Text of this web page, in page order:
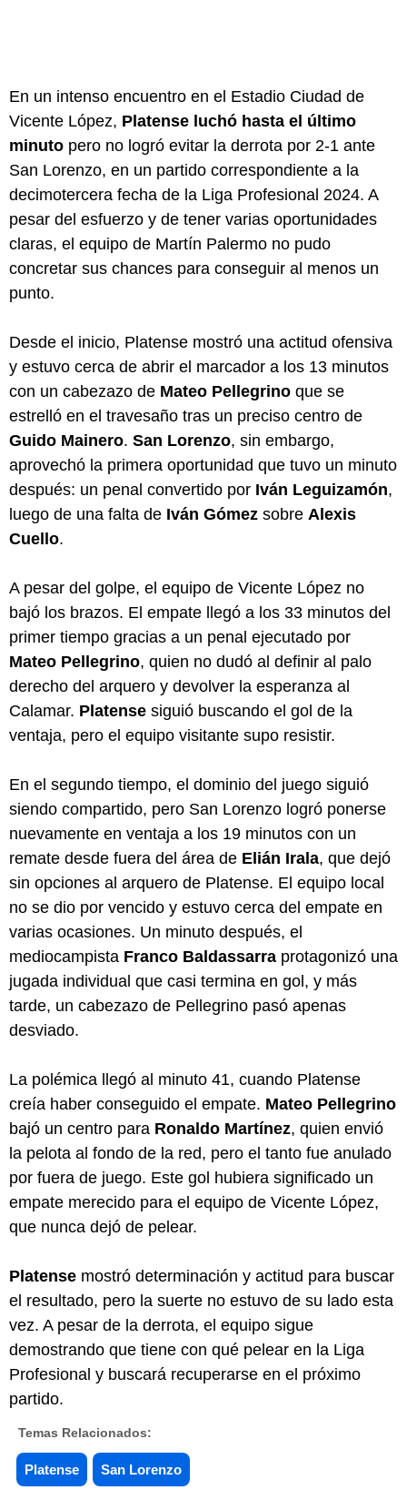
En un intenso encuentro en el Estadio Ciudad de
Vicente López, Platense luchó hasta el último
minuto pero no logró evitar la derrota por 2-1 ante
San Lorenzo, en un partido correspondiente a la
decimotercera fecha de la Liga Profesional 2024. A
pesar del esfuerzo y de tener varias oportunidades
claras, el equipo de Martín Palermo no pudo
concretar sus chances para conseguir al menos un
punto.
Desde el inicio, Platense mostró una actitud ofensiva
y estuvo cerca de abrir el marcador a los 13 minutos
con un cabezazo de Mateo Pellegrino que se
estrelló en el travesaño tras un preciso centro de
Guido Mainero. San Lorenzo, sin embargo,
aprovechó la primera oportunidad que tuvo un minuto
después: un penal convertido por Iván Leguizamón,
luego de una falta de Iván Gómez sobre Alexis
Cuello.
A pesar del golpe, el equipo de Vicente López no
bajó los brazos. El empate llegó a los 33 minutos del
primer tiempo gracias a un penal ejecutado por
Mateo Pellegrino, quien no dudó al definir al palo
derecho del arquero y devolver la esperanza al
Calamar. Platense siguió buscando el gol de la
ventaja, pero el equipo visitante supo resistir.
En el segundo tiempo, el dominio del juego siguió
siendo compartido, pero San Lorenzo logró ponerse
nuevamente en ventaja a los 19 minutos con un
remate desde fuera del área de Elián Irala, que dejó
sin opciones al arquero de Platense. El equipo local
no se dio por vencido y estuvo cerca del empate en
varias ocasiones. Un minuto después, el
mediocampista Franco Baldassarra protagonizó una
jugada individual que casi termina en gol, y más
tarde, un cabezazo de Pellegrino pasó apenas
desviado.
La polémica llegó al minuto 41, cuando Platense
creía haber conseguido el empate. Mateo Pellegrino
bajó un centro para Ronaldo Martínez, quien envió
la pelota al fondo de la red, pero el tanto fue anulado
por fuera de juego. Este gol hubiera significado un
empate merecido para el equipo de Vicente López,
que nunca dejó de pelear.
Platense mostró determinación y actitud para buscar
el resultado, pero la suerte no estuvo de su lado esta
vez. A pesar de la derrota, el equipo sigue
demostrando que tiene con qué pelear en la Liga
Profesional y buscará recuperarse en el próximo
partido.
Temas Relacionados:
Platense San Lorenzo